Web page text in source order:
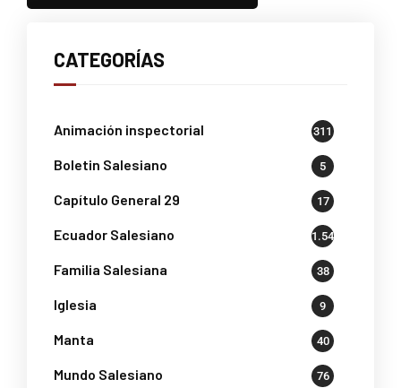
CATEGORÍAS
Animación inspectorial 311
Boletin Salesiano 5
Capítulo General 29 17
Ecuador Salesiano 1.541
Familia Salesiana 38
Iglesia 9
Manta 40
Mundo Salesiano 76